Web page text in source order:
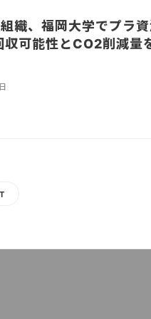
織、福岡大学でプラ
収可能性とCO2削減量